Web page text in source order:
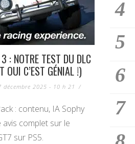
: NOTRE TEST DU DLC
OUI C’EST GÉNIAL !)
décembre 2025 - 10 h 21 /
: contenu, IA Sophy
complet sur le
sur PS5.